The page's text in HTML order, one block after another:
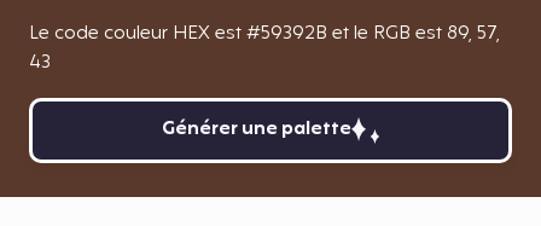
Le code couleur HEX est #59392B et le RGB est 89, 57,
43
Générer une palette